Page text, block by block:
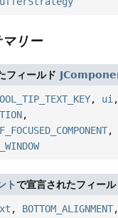
リー
フィールド
, ui ,
,
,
トで宣言されたフィール
, BOTTOM_ALIGNMENT,